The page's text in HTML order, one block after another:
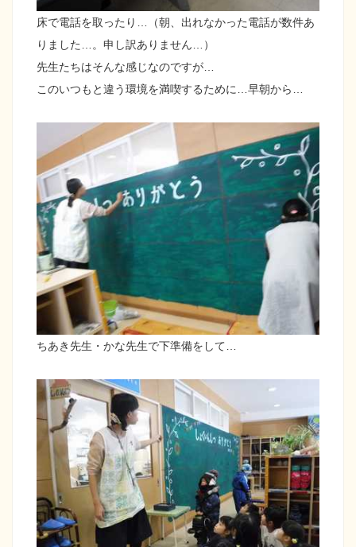
床で電話を取ったり…（朝、出れなかった電話が数件あ
りました…。申し訳ありません…）
先生たちはそんな感じなのですが…
このいつもと違う環境を満喫するために…早朝から…
ちあき先生・かな先生で下準備をして…